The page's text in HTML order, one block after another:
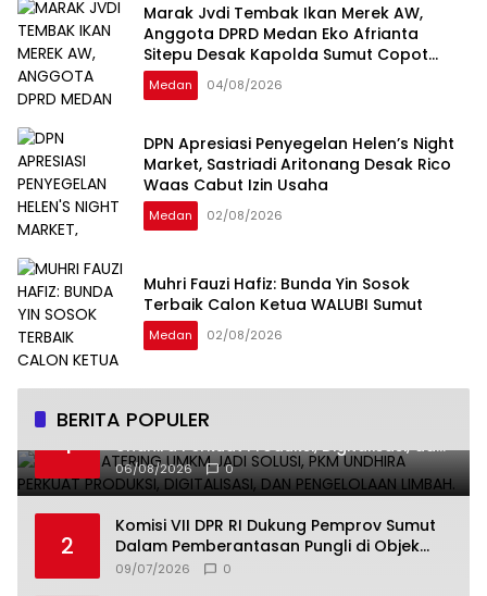
Marak Jvdi Tembak Ikan Merek AW,
Anggota DPRD Medan Eko Afrianta
Sitepu Desak Kapolda Sumut Copot
Kapolsek Medan Tuntungan
Medan 04/08/2026
DPN Apresiasi Penyegelan Helen’s Night
Market, Sastriadi Aritonang Desak Rico
Waas Cabut Izin Usaha
Medan 02/08/2026
Muhri Fauzi Hafiz: Bunda Yin Sosok
Terbaik Calon Ketua WALUBI Sumut
Medan 02/08/2026
BERITA POPULER
1
Smart Catering UMKM Jadi Solusi, PKM
Undhira Perkuat Produksi, Digitalisasi, dan
Pengelolaan Limbah.
06/08/2026 0
2
Komisi VII DPR RI Dukung Pemprov Sumut
Dalam Pemberantasan Pungli di Objek
Wisata
09/07/2026 0